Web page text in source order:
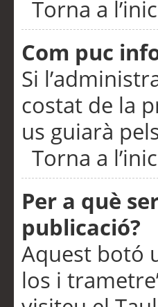
Torna a
Com puc
Si
costat de la
us guiarà
Torna a
Per a què
publicació?
Aquest botó
los i